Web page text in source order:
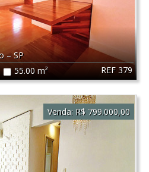
REF 379
–SP
55.00 m²
Venda: R$ 799.000,00